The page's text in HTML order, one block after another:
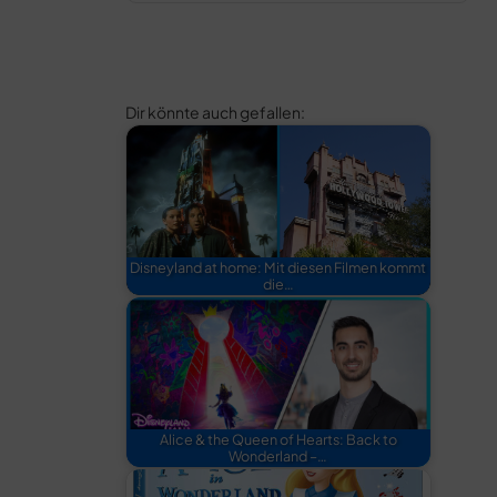
Dir könnte auch gefallen:
Disneyland at home: Mit diesen Filmen kommt
die…
Alice & the Queen of Hearts: Back to
Wonderland –…